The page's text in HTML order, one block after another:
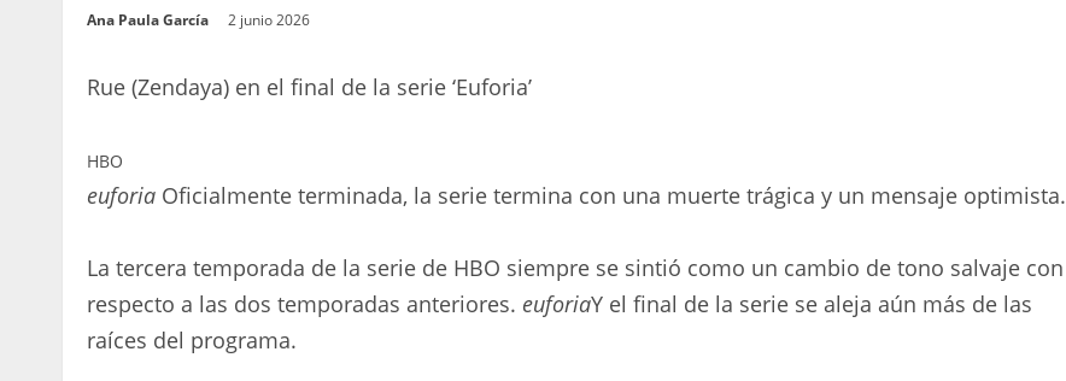
Ana Paula García 2 junio 2026
Rue (Zendaya) en el final de la serie ‘Euforia’
HBO
euforia Oficialmente terminada, la serie termina con una muerte trágica y un mensaje optimista.
La tercera temporada de la serie de HBO siempre se sintió como un cambio de tono salvaje con
respecto a las dos temporadas anteriores. euforiaY el final de la serie se aleja aún más de las
raíces del programa.